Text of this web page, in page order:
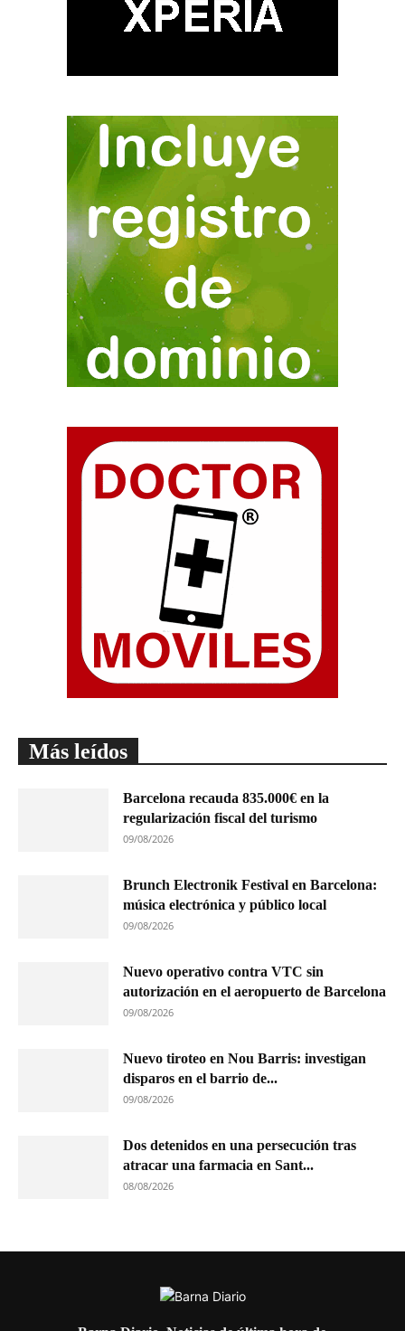
Más leídos
Barcelona recauda 835.000€ en la
regularización fiscal del turismo
09/08/2026
Brunch Electronik Festival en Barcelona:
música electrónica y público local
09/08/2026
Nuevo operativo contra VTC sin
autorización en el aeropuerto de Barcelona
09/08/2026
Nuevo tiroteo en Nou Barris: investigan
disparos en el barrio de...
09/08/2026
Dos detenidos en una persecución tras
atracar una farmacia en Sant...
08/08/2026